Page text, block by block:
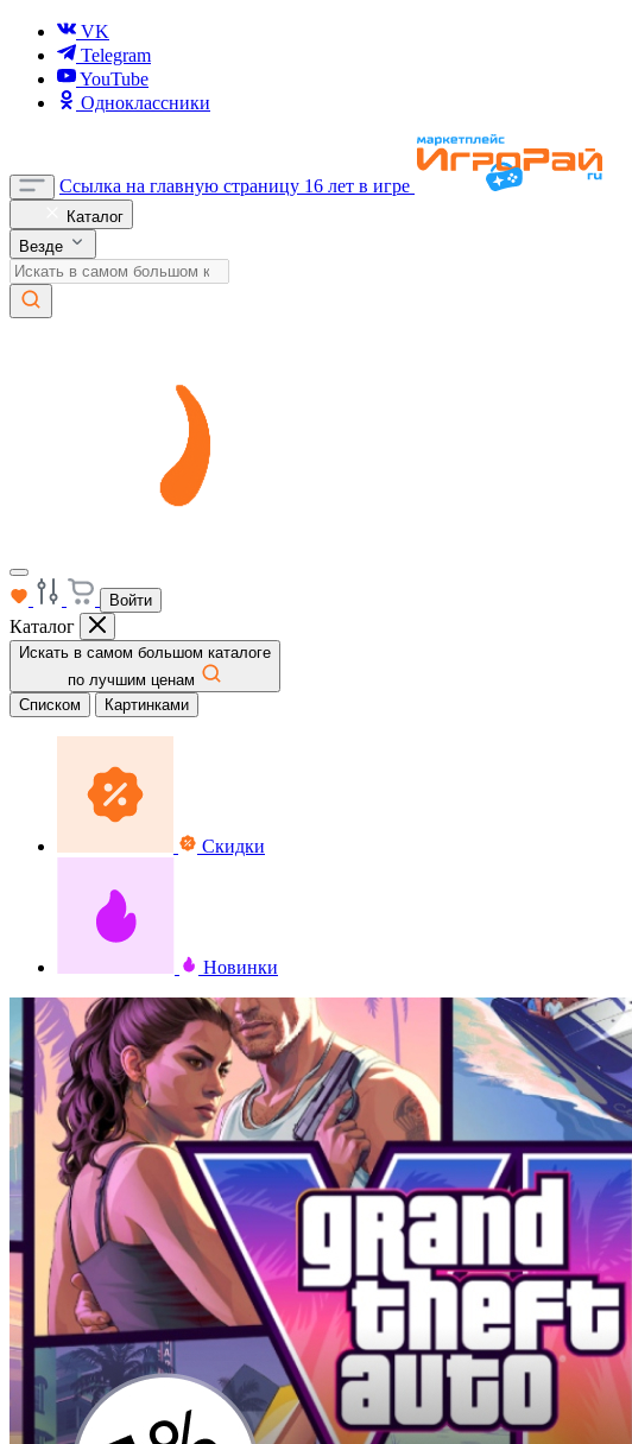
VK
Telegram
YouTube
Одноклассники
Ссылка на главную страницу 16 лет в игре
Каталог
Везде
Войти
Каталог
Искать в самом большом каталоге
по лучшим ценам
Списком
Картинками
Скидки
Новинки